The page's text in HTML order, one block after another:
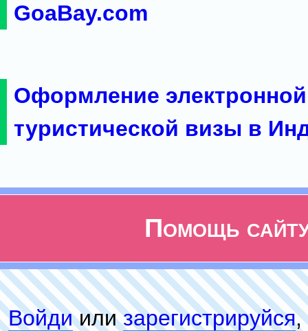
GoaBay.com
Оформление электронной
туристической визы в
Помощь
Войдиилизарeгиcтpируйся,